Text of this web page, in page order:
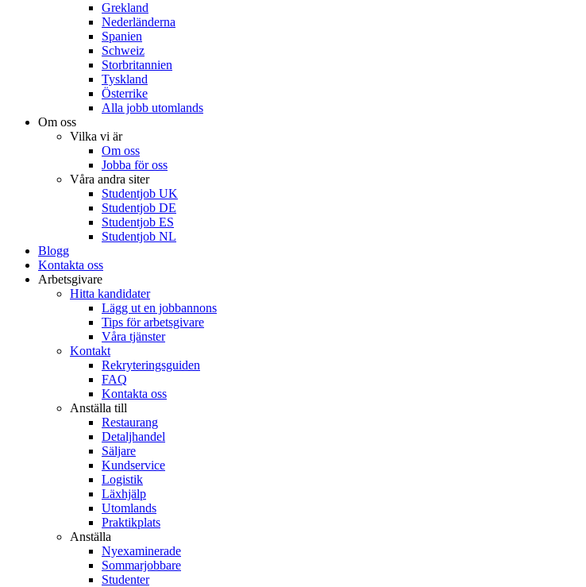
Grekland
Nederländerna
Spanien
Schweiz
Storbritannien
Tyskland
Österrike
Alla jobb utomlands
Om oss
Vilka vi är
Om oss
Jobba för oss
Våra andra siter
Studentjob UK
Studentjob DE
Studentjob ES
Studentjob NL
Blogg
Kontakta oss
Arbetsgivare
Hitta kandidater
Lägg ut en jobbannons
Tips för arbetsgivare
Våra tjänster
Kontakt
Rekryteringsguiden
FAQ
Kontakta oss
Anställa till
Restaurang
Detaljhandel
Säljare
Kundservice
Logistik
Läxhjälp
Utomlands
Praktikplats
Anställa
Nyexaminerade
Sommarjobbare
Studenter